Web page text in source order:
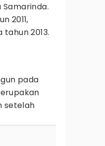
2011,
2013.
pada
setelah